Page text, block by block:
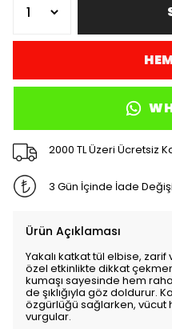
2000 TL Üzeri Ücretsiz
3 Gün İçinde İade
Ürün Açıklaması
Yakalı katkat tül elbise,
özel etkinlikte dikkat
kumaşı sayesinde hem
de şıklığıyla göz doldurur.
özgürlüğü sağlarken, vücut
vurgular.